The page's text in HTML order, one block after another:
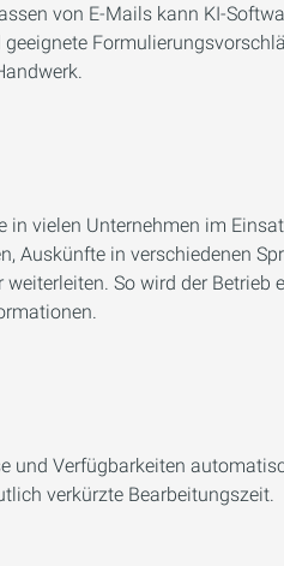
von E-Mails kann KI-
in vielen Unternehmen im
Auskünfte in verschiedenen
So wird der Betrieb
und Verfügbarkeiten
verkürzte Bearbeitungszeit.